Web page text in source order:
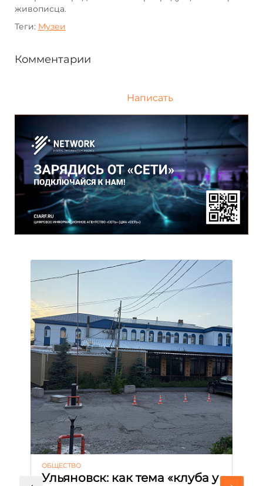
живописца.
Теги: Музеи
Комментарии
Написать
ОБЩЕСТВО
Ульяновск: как тема «клуба у